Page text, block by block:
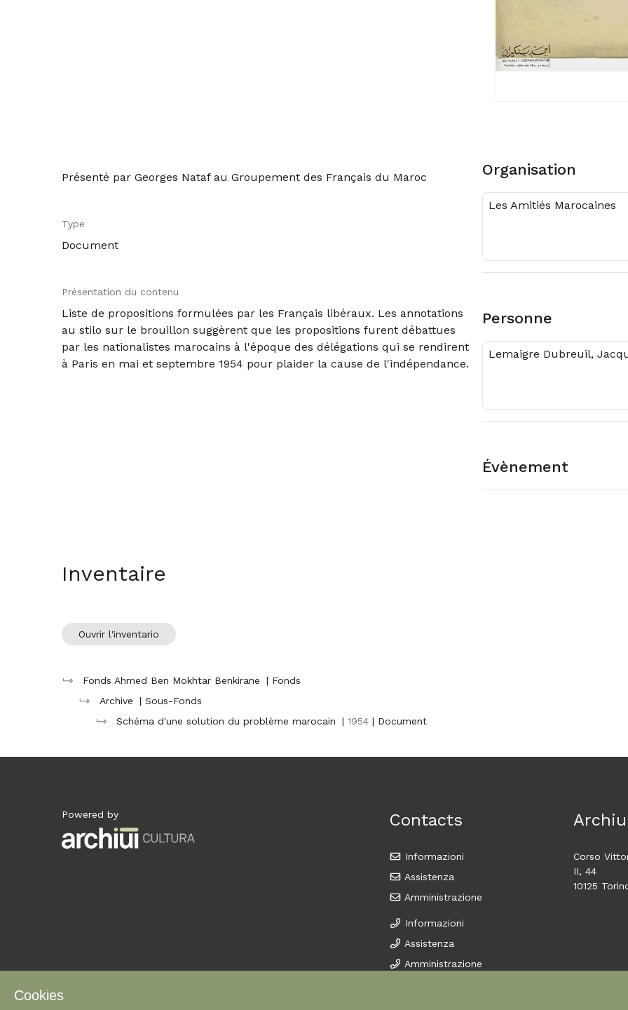
Présenté par Georges Nataf au Groupement des Français du Maroc
Type
Document
Présentation du contenu
Liste de propositions formulées par les Français libéraux. Les annotations
au stilo sur le brouillon suggèrent que les propositions furent débattues
par les nationalistes marocains à l'époque des délégations qui se rendirent
à Paris en mai et septembre 1954 pour plaider la cause de l'indépendance.
Organisation
Les Amitiés Marocaines
Personne
Lemaigre Dubreuil,
Évènement
Inventaire
Ouvrir l'inventario
Fonds Ahmed Ben Mokhtar Benkirane
| Fonds
Archive
| Sous-Fonds
Schéma d'une solution du problème marocain
| 1954 | Document
Contacts
Informazioni
Assistenza
Amministrazione
Informazioni
Assistenza
Amministrazione
Corso
II, 44
10125
Powered by
Archiui
Cookies